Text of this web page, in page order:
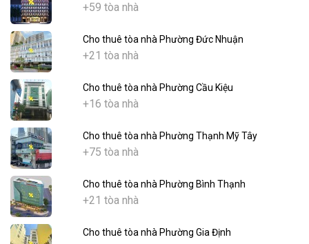
+59 tòa nhà
Cho thuê tòa nhà Phường Đức Nhuận
+21 tòa nhà
Cho thuê tòa nhà Phường Cầu Kiệu
+16 tòa nhà
Cho thuê tòa nhà Phường Thạnh Mỹ Tây
+75 tòa nhà
Cho thuê tòa nhà Phường Bình Thạnh
+21 tòa nhà
Cho thuê tòa nhà Phường Gia Định